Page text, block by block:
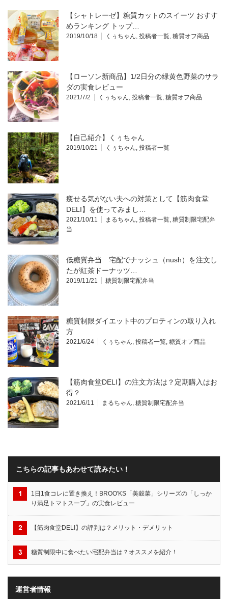
【シャトレーゼ】糖質カットのスイーツ おすす
めランキング トップ…
2019/10/18 くぅちゃん, 投稿者一覧, 糖質オフ商品
【ローソン新商品】1/2日分の緑黄色野菜のサラ
ダの実食レビュー
2021/7/2 くぅちゃん, 投稿者一覧, 糖質オフ商品
【自己紹介】くぅちゃん
2019/10/21 くぅちゃん, 投稿者一覧
痩せる気がない夫への対策として【筋肉食堂
DELI】を使ってみまし…
2021/10/11 まるちゃん, 投稿者一覧, 糖質制限宅配弁
当
低糖質弁当 宅配でナッシュ（nush）を注文し
たが紅茶ドーナッツ…
2019/11/21 糖質制限宅配弁当
糖質制限ダイエット中のプロティンの取り入れ
方
2021/6/24 くぅちゃん, 投稿者一覧, 糖質オフ商品
【筋肉食堂DELI】の注文方法は？定期購入はお
得？
2021/6/11 まるちゃん, 糖質制限宅配弁当
こちらの記事もあわせて読みたい！
1日1食コレに置き換え！BROO'KS「美穀菜」シリーズの「しっか
り満足トマトスープ」の実食レビュー
【筋肉食堂DELI】の評判は？メリット・デメリット
糖質制限中に食べたい宅配弁当は？オススメを紹介！
運営者情報